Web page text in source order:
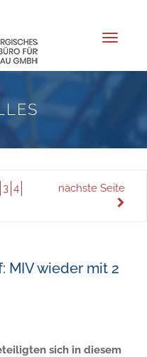
Toggle
3 4
nächste Seite
MIV wieder mit 2
sich in diesem